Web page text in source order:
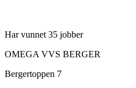
Har vunnet 35 jobber
OMEGA VVS BERGER
Bergertoppen 7